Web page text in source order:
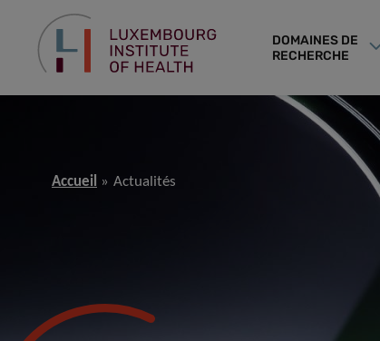
DOMAINES DE
RECHERCHE
Accueil Actualités